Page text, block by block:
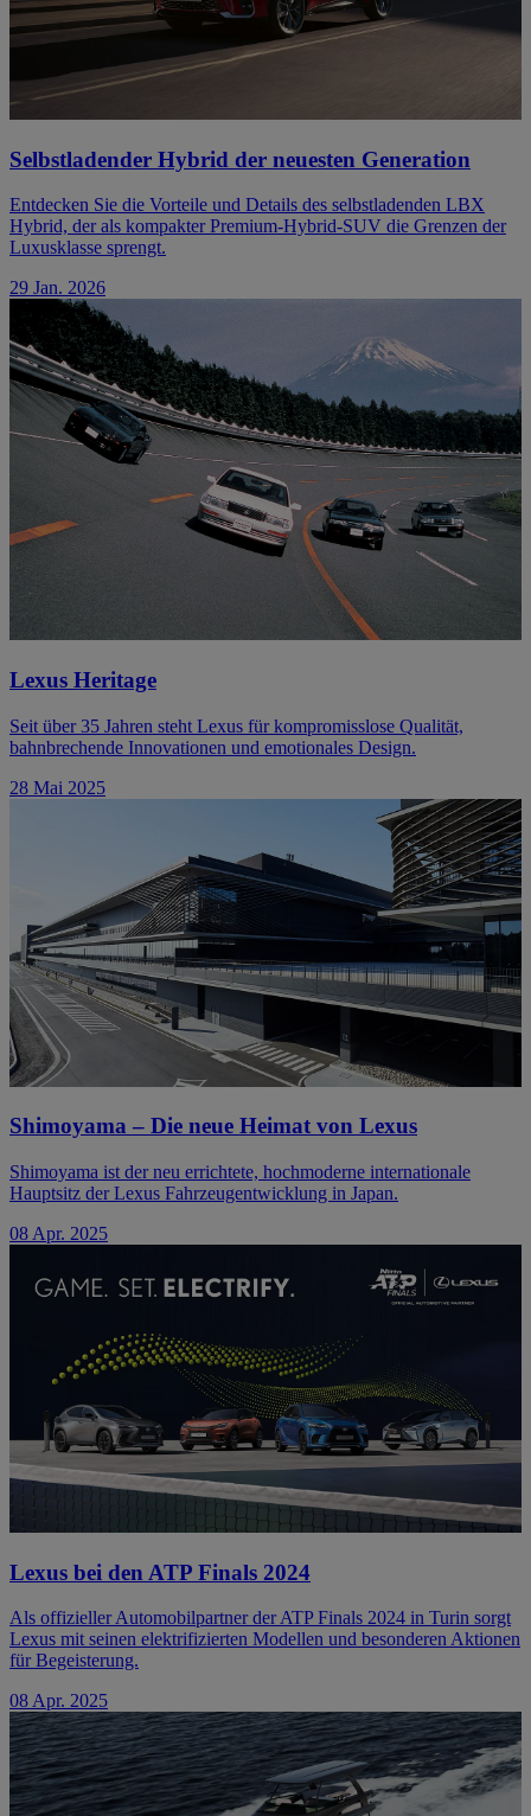
Selbstladender Hybrid der neuesten Generation
Entdecken Sie die Vorteile und Details des selbstladenden LBX
Hybrid, der als kompakter Premium-Hybrid-SUV die Grenzen der
Luxusklasse sprengt.
29 Jan. 2026
Lexus Heritage
Seit über 35 Jahren steht Lexus für kompromisslose Qualität,
bahnbrechende Innovationen und emotionales Design.
28 Mai 2025
Shimoyama – Die neue Heimat von Lexus
Shimoyama ist der neu errichtete, hochmoderne internationale
Hauptsitz der Lexus Fahrzeugentwicklung in Japan.
08 Apr. 2025
Lexus bei den ATP Finals 2024
Als offizieller Automobilpartner der ATP Finals 2024 in Turin sorgt
Lexus mit seinen elektrifizierten Modellen und besonderen Aktionen
für Begeisterung.
08 Apr. 2025